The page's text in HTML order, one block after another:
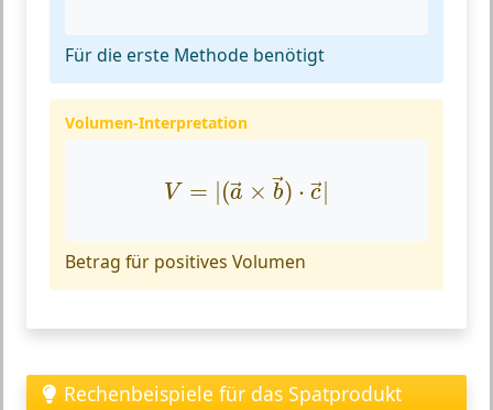
Für die erste Methode benötigt
Volumen-Interpretation
V = (→
a × →
b) ⋅ →
c
V= a → b→ c→
Betrag für positives Volumen
Rechenbeispiele für das Spatprodukt